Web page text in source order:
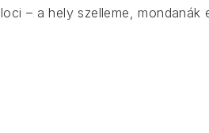
– a hely szelleme, mondanák